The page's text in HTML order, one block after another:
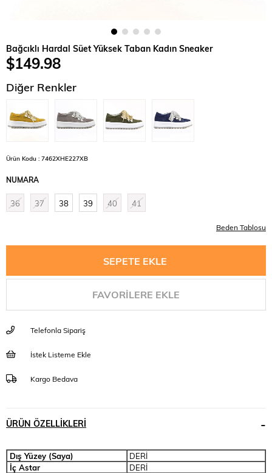
Bağcıklı Hardal Süet Yüksek Taban Kadın Sneaker
$149.98
Diğer Renkler
Ürün Kodu : 7462XHE227XB
NUMARA
36 37 38 39 40 41
Beden Tablosu
FAVORILERE EKLE
Telefonla Sipariş
İstek Listeme Ekle
Kargo Bedava
ÜRÜN ÖZELLIKLERI
Dış Yüzey (Saya)
DERİ
İç Astar
DERİ